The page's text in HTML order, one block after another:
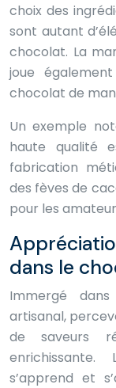
choix des
sont autant
chocolat. La
joue
chocolat de
Un exemple
haute qualité
fabrication
des fèves de
pour les
dans le
Immergé
artisanal,
de saveurs
s’apprend et